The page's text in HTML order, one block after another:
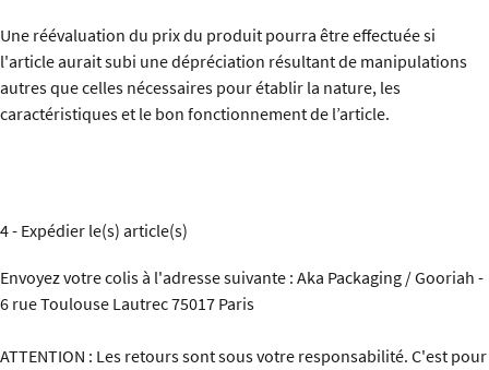
Une réévaluation du prix du produit pourra être effectuée si
l'article aurait subi une dépréciation résultant de manipulations
autres que celles nécessaires pour établir la nature, les
caractéristiques et le bon fonctionnement de l’article.
4 - Expédier le(s) article(s)
Envoyez votre colis à l'adresse suivante : Aka Packaging / Gooriah -
6 rue Toulouse Lautrec 75017 Paris
ATTENTION : Les retours sont sous votre responsabilité. C'est pour